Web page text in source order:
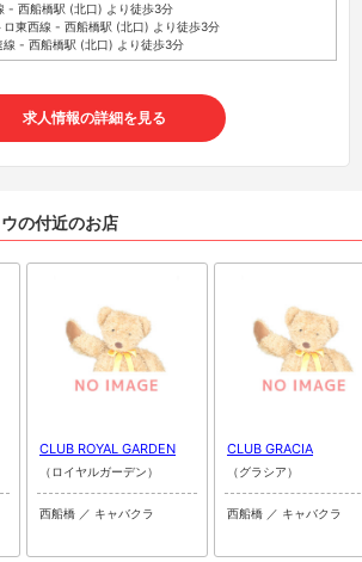
- 西船橋駅 (北口) より徒歩3分
ロ東西線 - 西船橋駅 (北口) より徒歩3分
線 - 西船橋駅 (北口) より徒歩3分
求人情報の詳細を見る
の付近のお店
CLUB ROYAL GARDEN
（ロイヤルガーデン）
西船橋 ／ キャバクラ
CLUB GRACIA
（グラシア）
西船橋 ／ キャバクラ